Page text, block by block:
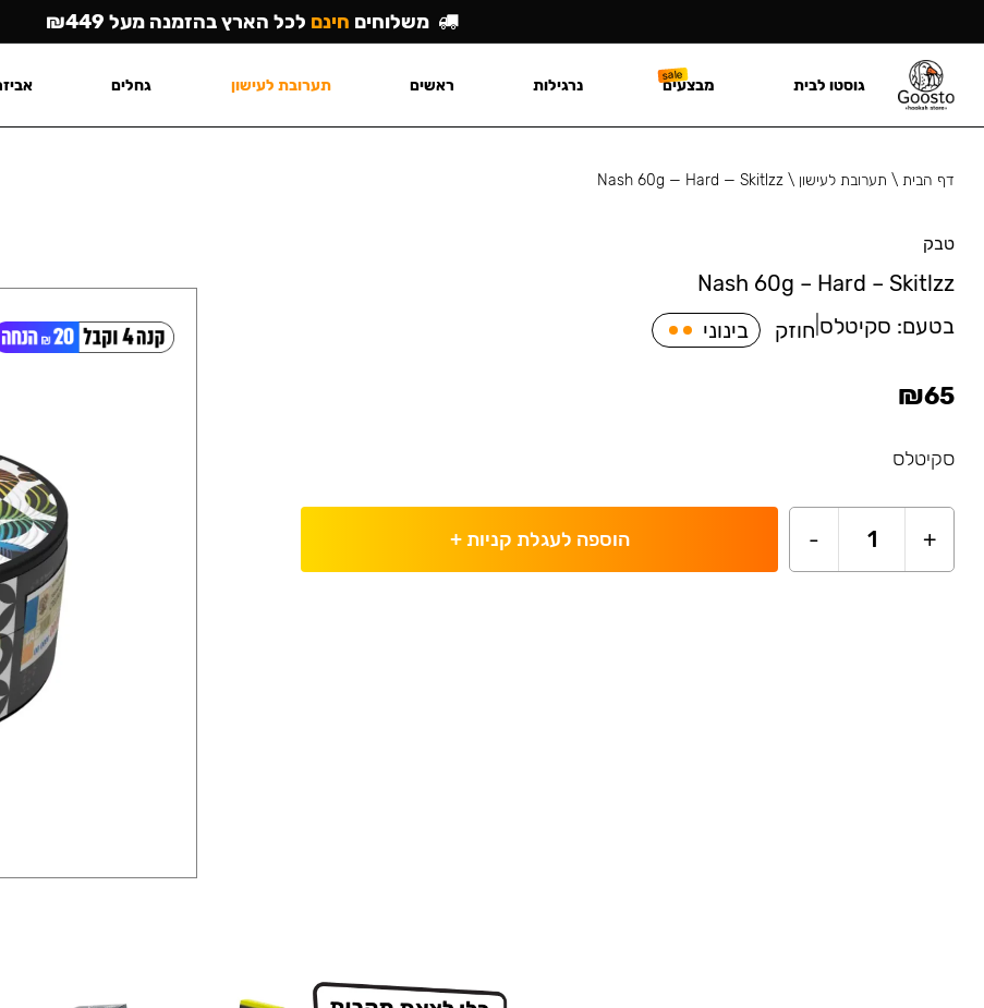
דף הבית\ תערובת לעישון \
Nash 60g — Hard — Skitlzz
טבק
Nash 60g – Hard – Skitlzz
בטעם: סקיטלס חוזק בינוני
₪65
סקיטלס
+
1
- הוספה לעגלת קניות+
משלוחים חינם לכל הארץ בהזמנה מעל ₪449
גוסטו לבית מבצעים נרגילות ראשים תערובת לעישון גחלים